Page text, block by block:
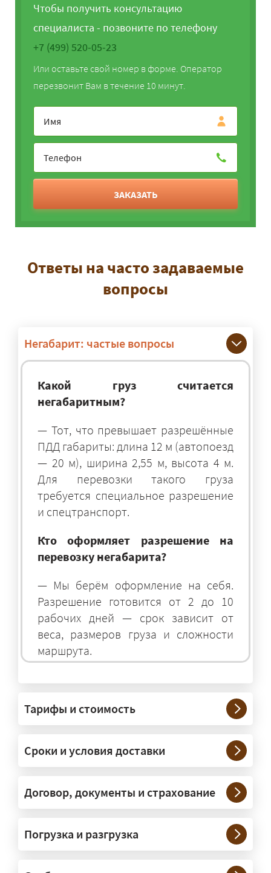
Чтобы получить консультацию
специалиста - позвоните по телефону
+7 (499) 520-05-23
Или оставьте свой номер в форме. Оператор
перезвонит Вам в течение 10 минут.
ЗАКАЗАТЬ
Ответы на часто задаваемые
вопросы
Негабарит: частые вопросы
Какой груз считается
негабаритным?
— Тот, что превышает разрешённые
ПДД габариты: длина 12 м (автопоезд
— 20 м), ширина 2,55 м, высота 4 м.
Для перевозки такого груза
требуется специальное разрешение
и спецтранспорт.
Кто оформляет разрешение на
перевозку негабарита?
— Мы берём оформление на себя.
Разрешение готовится от 2 до 10
рабочих дней — срок зависит от
веса, размеров груза и сложности
маршрута.
— На тралах и низкорамниках —
платформах, рассчитанных на
крупногабаритную технику и
конструкции. Транспорт подбираем
под конкретные размеры и вес груза.
сопровождение?
Тарифы и стоимость
Сроки и условия доставки
Договор, документы и страхование
Погрузка и разгрузка